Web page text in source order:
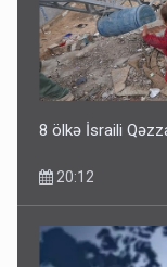
ŞOK! David
14:14
8 ölkə İsraili
20:12